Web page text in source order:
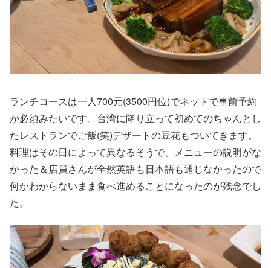
ランチコースは一人700元(3500円位)でネットで事前予約
が必須みたいです。台湾に降り立って初めてのちゃんとし
たレストランでご飯(笑)デザートの豆花もついてきます。
料理はその日によって異なるそうで、メニューの説明がな
かった＆店員さんが全然英語も日本語も通じなかったので
何かわからないまま食べ進めることになったのが残念でし
た。